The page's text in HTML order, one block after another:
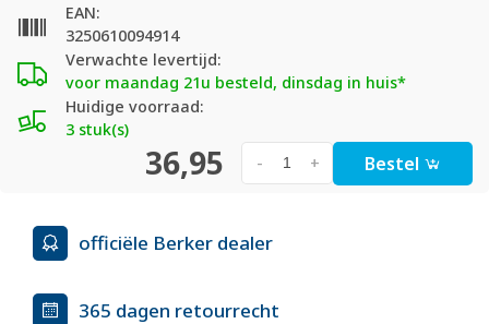
Verwachte levertijd:
voor maandag 21u besteld, dinsdag in huis*
Huidige voorraad:
3 stuk(s)
EAN:
3250610094914
36,95 +
- Bestel
officiële Berker dealer
365 dagen retourrecht